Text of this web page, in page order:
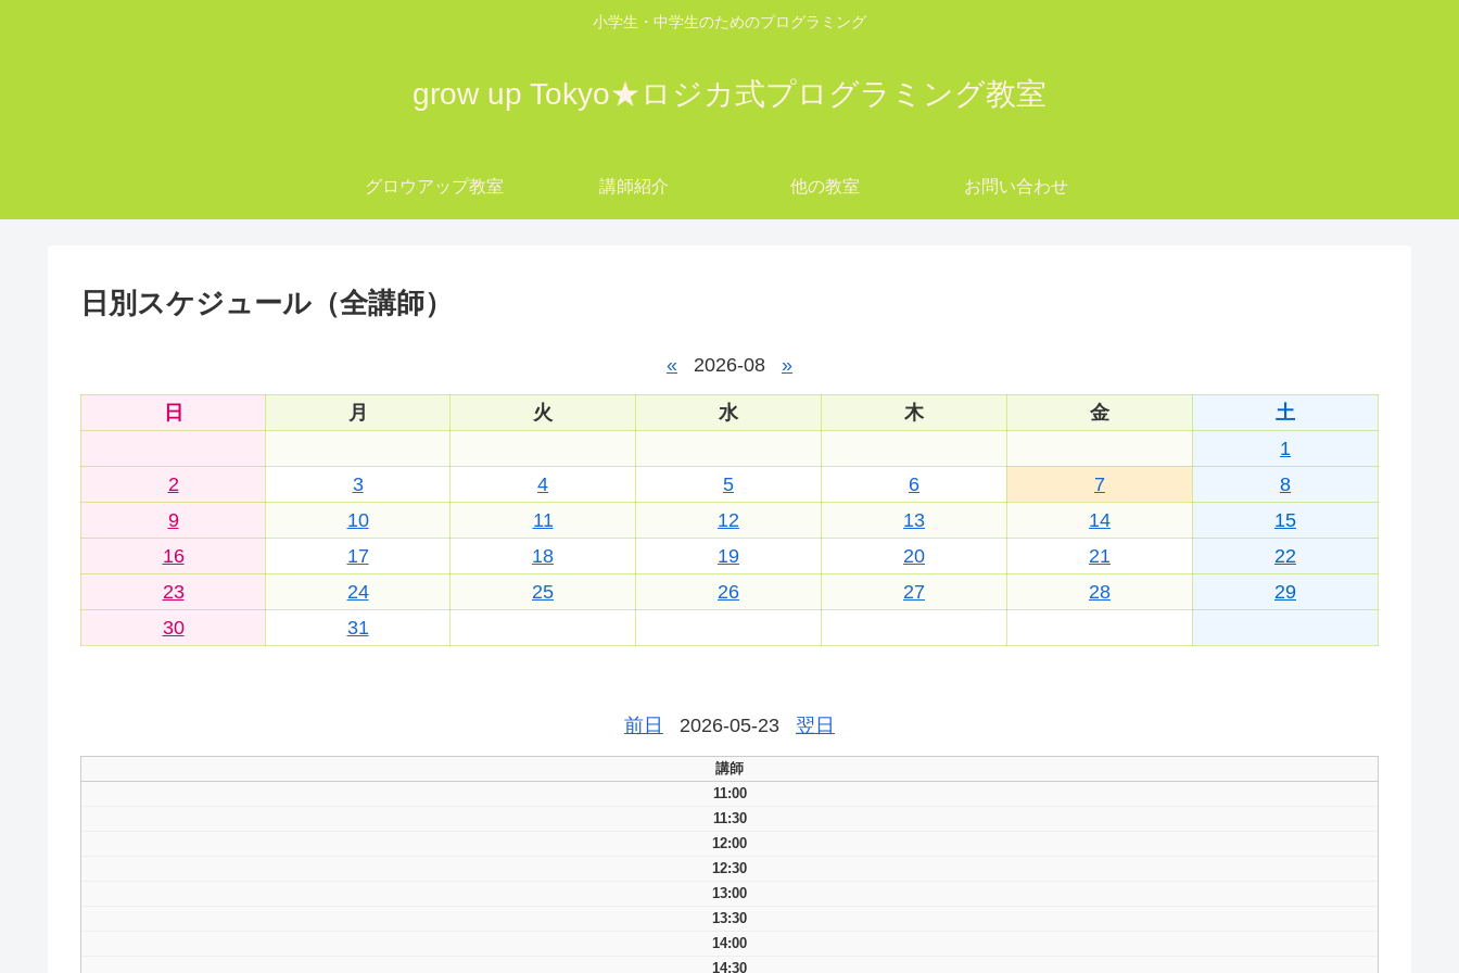
小学生・中学生のためのプログラミング
grow up Tokyo★ロジカ式プログラミング教室
グロウアップ教室 講師紹介 他の教室 お問い合わせ
日別スケジュール（全講師）
« 2026-08 »
日 月 火 水 木 金
土
1
2
3 4 5 6 7
8
9
10 11 12 13 14
15
16
17 18 19 20 21
22
23
24 25 26 27 28
29
30
31
前日 2026-05-23 翌日
講師
11:00
11:30
12:00
12:30
13:00
13:30
14:00
14:30